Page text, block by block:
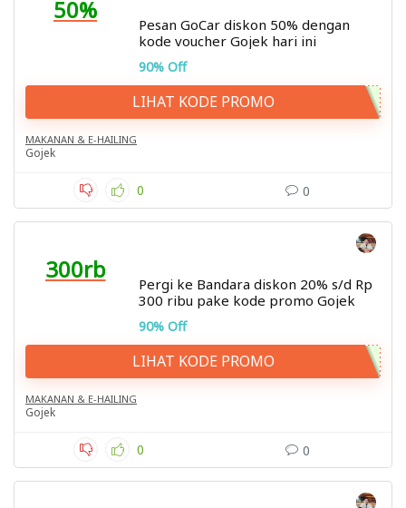
50%
Pesan GoCar diskon 50% dengan
kode voucher Gojek hari ini
90% Off
LIHAT KODE PROMO
MAKANAN & E-HAILING
Gojek
0 0
300rb
Pergi ke Bandara diskon 20% s/d Rp
300 ribu pake kode promo Gojek
90% Off
LIHAT KODE PROMO
MAKANAN & E-HAILING
Gojek
0 0